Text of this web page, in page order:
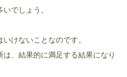
でしょう。
けないことなのです。
、結果的に満足する結果になり